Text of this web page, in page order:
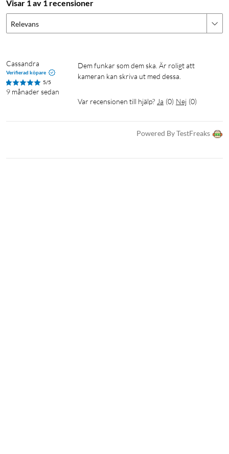
Visar 1 av 1 recensioner
Relevans
Cassandra
Verifierad köpare
5/5
9 månader sedan
Dem funkar som dem ska. Är roligt att
kameran kan skriva ut med dessa.
Var recensionen till hjälp? Ja (0) Nej (0)
Powered By TestFreaks